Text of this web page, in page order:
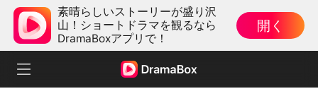
素晴らしいストーリーが盛り沢
山！ショートドラマを観るなら
DramaBoxアプリで！
開く